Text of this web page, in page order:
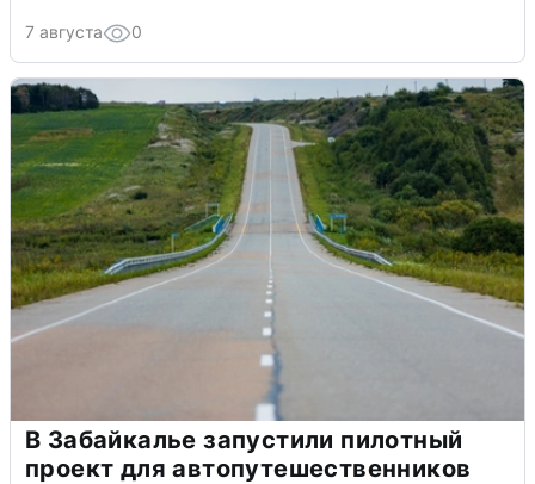
7 августа 0
В Забайкалье запустили пилотный
проект для автопутешественников